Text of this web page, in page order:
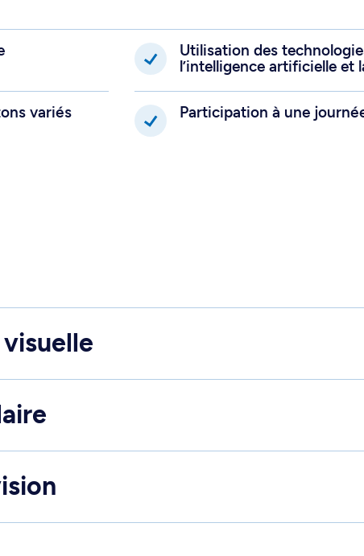
Utilisation des
l’intelligence artificielle et
variés Participation à une